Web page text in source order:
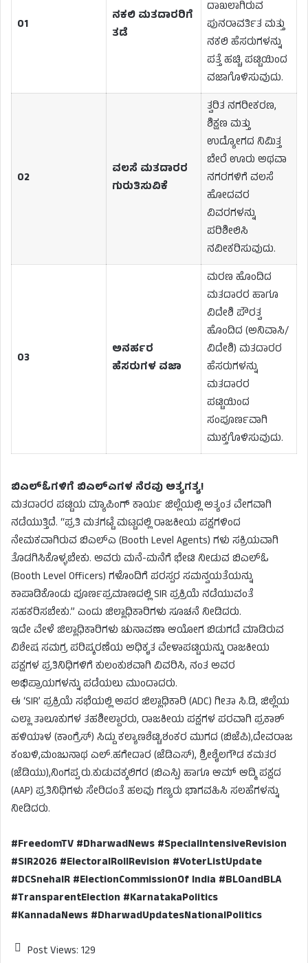
01
ನಕಲಿ ಮತದಾರರಿಗೆ
ತಡೆ
ದಾಖಲಾಗಿರುವ
ಪುನರಾವರ್ತಿತ ಮತ್ತು
ನಕಲಿ ಹೆಸರುಗಳನ್ನು
ಪತ್ತೆ ಹಚ್ಚಿ ಪಟ್ಟಿಯಿಂದ
ವಜಾಗೊಳಿಸುವುದು.
02
ವಲಸೆ ಮತದಾರರ
ಗುರುತಿಸುವಿಕೆ
ತ್ವರಿತ ನಗರೀಕರಣ,
ಶಿಕ್ಷಣ ಮತ್ತು
ಉದ್ಯೋಗದ ನಿಮಿತ್ತ
ಬೇರೆ ಊರು ಅಥವಾ
ನಗರಗಳಿಗೆ ವಲಸೆ
ಹೋದವರ
ವಿವರಗಳನ್ನು
ಪರಿಶೀಲಿಸಿ
ನವೀಕರಿಸುವುದು.
03
ಅನರ್ಹರ
ಹೆಸರುಗಳ ವಜಾ
ಮರಣ ಹೊಂದಿದ
ಮತದಾರರ ಹಾಗೂ
ವಿದೇಶಿ ಪೌರತ್ವ
ಹೊಂದಿದ (ಅನಿವಾಸಿ/
ವಿದೇಶಿ) ಮತದಾರರ
ಹೆಸರುಗಳನ್ನು
ಮತದಾರರ
ಪಟ್ಟಿಯಿಂದ
ಸಂಪೂರ್ಣವಾಗಿ
ಮುಕ್ತಗೊಳಿಸುವುದು.
ಬಿಎಲ್‌ಓಗಳಿಗೆ ಬಿಎಲ್‌ಎಗಳ ನೆರವು ಅತ್ಯಗತ್ಯ!
ಮತದಾರರ ಪಟ್ಟಿಯ ಮ್ಯಾಪಿಂಗ್ ಕಾರ್ಯ ಜಿಲ್ಲೆಯಲ್ಲಿ ಅತ್ಯಂತ ವೇಗವಾಗಿ
ನಡೆಯುತ್ತಿದೆ. “ಪ್ರತಿ ಮತಗಟ್ಟೆ ಮಟ್ಟದಲ್ಲಿ ರಾಜಕೀಯ ಪಕ್ಷಗಳಿಂದ
ನೇಮಕವಾಗಿರುವ ಬಿಎಲ್‌ಎ (Booth Level Agents) ಗಳು ಸಕ್ರಿಯವಾಗಿ
ತೊಡಗಿಸಿಕೊಳ್ಳಬೇಕು. ಅವರು ಮನೆ-ಮನೆಗೆ ಭೇಟಿ ನೀಡುವ ಬಿಎಲ್‌ಓ
(Booth Level Officers) ಗಳೊಂದಿಗೆ ಪರಸ್ಪರ ಸಮನ್ವಯತೆಯನ್ನು
ಕಾಪಾಡಿಕೊಂಡು ಪೂರ್ಣಪ್ರಮಾಣದಲ್ಲಿ SIR ಪ್ರಕ್ರಿಯೆ ನಡೆಯುವಂತೆ
ಸಹಕರಿಸಬೇಕು.” ಎಂದು ಜಿಲ್ಲಾಧಿಕಾರಿಗಳು ಸೂಚನೆ ನೀಡಿದರು.
ಇದೇ ವೇಳೆ ಜಿಲ್ಲಾಧಿಕಾರಿಗಳು ಚುನಾವಣಾ ಆಯೋಗ ಬಿಡುಗಡೆ ಮಾಡಿರುವ
ವಿಶೇಷ ಸಮಗ್ರ ಪರಿಷ್ಕರಣೆಯ ಅಧಿಕೃತ ವೇಳಾಪಟ್ಟಿಯನ್ನು ರಾಜಕೀಯ
ಪಕ್ಷಗಳ ಪ್ರತಿನಿಧಿಗಳಿಗೆ ಕುಲಂಕುಶವಾಗಿ ವಿವರಿಸಿ, ನಂತ ಅವರ
ಅಭಿಪ್ರಾಯಗಳನ್ನು ಪಡೆಯಲು ಮುಂದಾದರು.
ಈ ‘SIR’ ಪ್ರಕ್ರಿಯೆ ಸಭೆಯಲ್ಲಿ ಅಪರ ಜಿಲ್ಲಾಧಿಕಾರಿ (ADC) ಗೀತಾ ಸಿ.ಡಿ, ಜಿಲ್ಲೆಯ
ಎಲ್ಲಾ ತಾಲೂಕುಗಳ ತಹಶೀಲ್ದಾರರು, ರಾಜಕೀಯ ಪಕ್ಷಗಳ ಪರವಾಗಿ ಪ್ರಕಾಶ್
ಹಳಿಯಾಳ (ಕಾಂಗ್ರೆಸ್) ಸಿದ್ದು ಕಲ್ಯಾಣಶೆಟ್ಟಿ,ಶಂಕರ ಮುಗದ (ಬಿಜೆಪಿ),ದೇವರಾಜ
ಕಂಬಳಿ,ಮಂಜುನಾಥ ಎಲ್.ಹಗೇದಾರ (ಜೆಡಿಎಸ್), ಶ್ರೀಶೈಲಗೌಡ ಕಮತರ
(ಜೆಡಿಯು),ನಿಂಗಪ್ಪ ರು.ಕುಡುವಕ್ಕಲಿಗರ (ಬಿಎಸ್ಪಿ) ಹಾಗೂ ಆಮ್ ಆದ್ಮಿ ಪಕ್ಷದ
(AAP) ಪ್ರತಿನಿಧಿಗಳು ಸೇರಿದಂತೆ ಹಲವು ಗಣ್ಯರು ಭಾಗವಹಿಸಿ ಸಲಹೆಗಳನ್ನು
ನೀಡಿದರು.
#FreedomTV #DharwadNews #SpecialIntensiveRevision
#SIR2026 #ElectoralRollRevision #VoterListUpdate
#DCSnehalR #ElectionCommissionOf India #BLOandBLA
#TransparentElection #KarnatakaPolitics
#KannadaNews #DharwadUpdatesNationalPolitics
Post Views: 129